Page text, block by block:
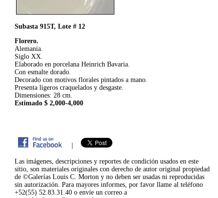
Subasta 915T, Lote # 12
Florero.
Alemania.
Siglo XX.
Elaborado en porcelana Heinrich Bavaria.
Con esmalte dorado.
Decorado con motivos florales pintados a mano.
Presenta ligeros craquelados y desgaste.
Dimensiones: 28 cm.
Estimado $ 2,000-4,000
|
Las imágenes, descripciones y reportes de condición usados en este
sitio, son materiales originales con derecho de autor original propiedad
de ©Galerías Louis C. Morton y no deben ser usadas ni reproducidas
sin autorización. Para mayores informes, por favor llame al teléfono
+52(55) 52.83.31.40 o envíe un correo a